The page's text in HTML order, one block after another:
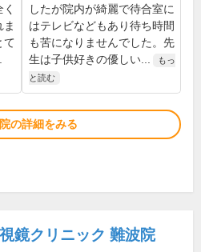
て
したが院内が綺麗で待合室に
はテレビなどもあり待ち時間
も苦になりませんでした。先
生は子供好きの優しい...
もっ
と読む
の詳細をみる
鏡クリニック 難波院